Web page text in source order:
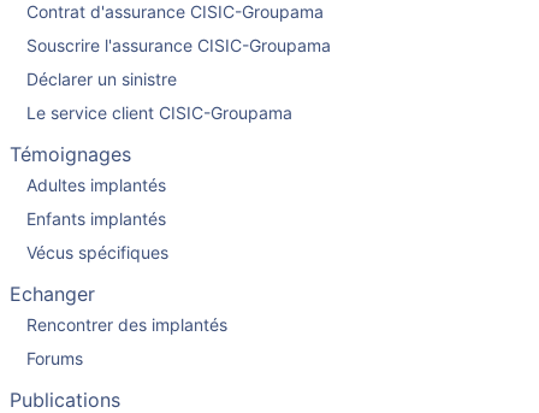
Contrat d'assurance CISIC-Groupama
Souscrire l'assurance CISIC-Groupama
Déclarer un sinistre
Le service client CISIC-Groupama
Témoignages
Adultes implantés
Enfants implantés
Vécus spécifiques
Echanger
Rencontrer des implantés
Forums
Publications